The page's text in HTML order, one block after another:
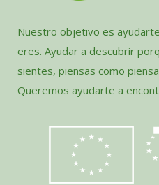
Nuestro objetivo es
eres. Ayudar a descubrir
sientes, piensas como
Queremos ayudarte a